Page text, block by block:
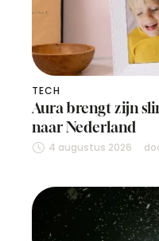
TECH
Aura brengt zijn
naar Nederland
4 augustus 2026